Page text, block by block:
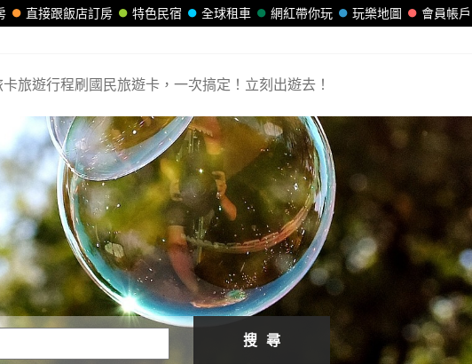
會員帳戶
玩樂地圖
網紅帶你玩
全球租車
特色民宿
直接跟飯店訂房
旅遊行程刷國民旅遊卡，一次搞定！立刻出遊去！
搜 尋